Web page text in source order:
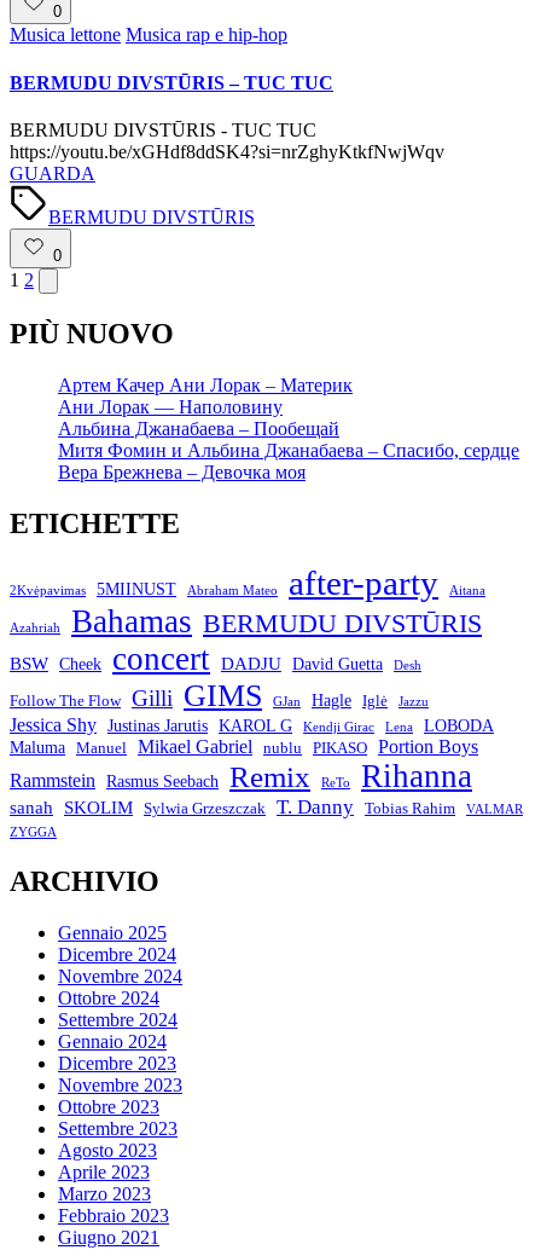
0
Posted
Musica lettone Musica rap e hip-hop
BERMUDU DIVSTŪRIS – TUC TUC
BERMUDU DIVSTŪRIS - TUC TUC
https://youtu.be/xGHdf8ddSK4?si=nrZghyKtkfNwjWqv
GUARDA
Tags:
BERMUDU DIVSTŪRIS
0
Paginazione
degli
articoli
1 2 Next
page
PIÙ NUOVO
Артем Качер Ани Лорак – Материк
Ани Лорак — Наполовину
Альбина Джанабаева – Пообещай
Митя Фомин и Альбина Джанабаева – Спасибо, сердце
Вера Брежнева – Девочка моя
ETICHETTE
2Kvėpavimas 5MIINUST Abraham Mateo after-party Aitana
Azahriah Bahamas BERMUDU DIVSTŪRIS
BSW Cheek concert DADJU David Guetta Desh
Follow The Flow Gilli GIMS GJan Hagle Iglė Jazzu
Jessica Shy Justinas Jarutis KAROL G Kendji Girac Lena LOBODA
Maluma Manuel Mikael Gabriel nublu PIKASO
Portion Boys
Rammstein Rasmus Seebach Remix ReTo Rihanna
sanah SKOLIM Sylwia Grzeszczak T. Danny Tobias Rahim VALMAR
ZYGGA
ARCHIVIO
Gennaio 2025
Dicembre 2024
Novembre 2024
Ottobre 2024
Settembre 2024
Gennaio 2024
Dicembre 2023
Novembre 2023
Ottobre 2023
Settembre 2023
Agosto 2023
Aprile 2023
Marzo 2023
Febbraio 2023
Giugno 2021